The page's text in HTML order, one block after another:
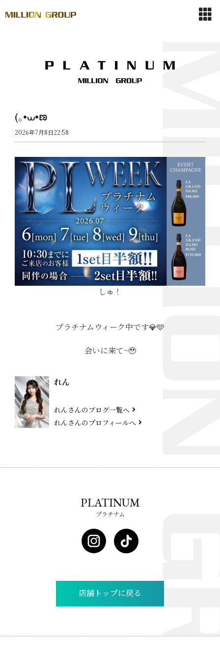
(｡•⩊•ಣ
2026年7月8日22:58
しゅ！
プラチナムウィーク中です💎🩵
会いに来て~🥹
れん
れんさんのブログ一覧へ
れんさんのプロフィールへ
PLATINUM
プラチナム
店舗トップに戻る